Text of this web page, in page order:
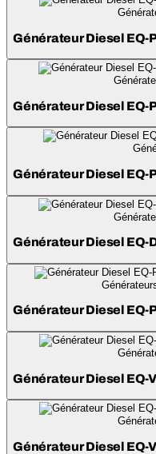
Générateur Diesel EQ-
Générateur Diesel EQ-
Générateur Diesel EQ-
Générateur Diesel EQ-
Générateur Diesel EQ-
Générateur Diesel EQ-
Générateur Diesel EQ-